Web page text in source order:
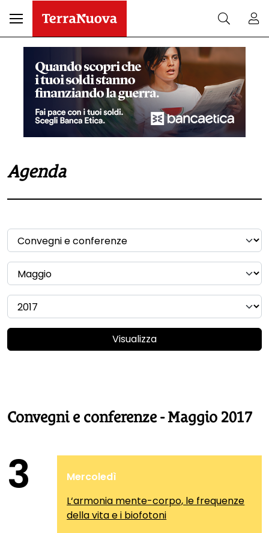
Agenda
Visualizza
Convegni e conferenze - Maggio 2017
3
Mercoledì
L‘armonia mente-corpo, le frequenze
della vita e i biofotoni